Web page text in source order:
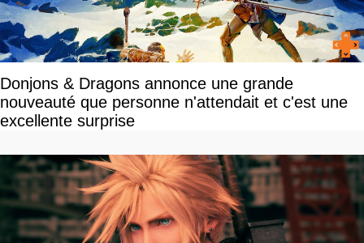
Donjons & Dragons annonce une grande
nouveauté que personne n'attendait et c'est une
excellente surprise